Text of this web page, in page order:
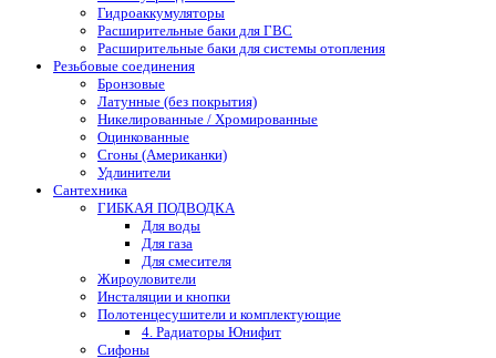
Гидроаккумуляторы
Расширительные баки для ГВС
Расширительные баки для системы отопления
Резьбовые соединения
Бронзовые
Латунные (без покрытия)
Никелированные / Хромированные
Оцинкованные
Сгоны (Американки)
Удлинители
Сантехника
ГИБКАЯ ПОДВОДКА
Для воды
Для газа
Для смесителя
Жироуловители
Инсталяции и кнопки
Полотенцесушители и комплектующие
4. Радиаторы Юнифит
Сифоны